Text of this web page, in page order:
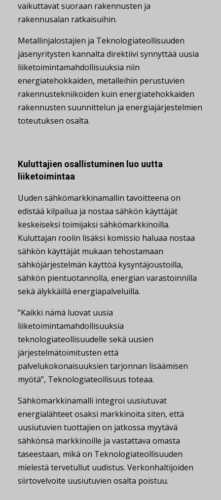
vaikuttavat suoraan rakennusten ja
rakennusalan ratkaisuihin.
Metallinjalostajien ja Teknologiateollisuuden
jäsenyritysten kannalta direktiivi synnyttää uusia
liiketoimintamahdollisuuksia niin
energiatehokkaiden, metalleihin perustuvien
rakennustekniikoiden kuin energiatehokkaiden
rakennusten suunnittelun ja energiajärjestelmien
toteutuksen osalta.
Kuluttajien osallistuminen luo uutta
liiketoimintaa
Uuden sähkömarkkinamallin tavoitteena on
edistää kilpailua ja nostaa sähkön käyttäjät
keskeiseksi toimijaksi sähkömarkkinoilla.
Kuluttajan roolin lisäksi komissio haluaa nostaa
sähkön käyttäjät mukaan tehostamaan
sähköjärjestelmän käyttöä kysyntäjoustoilla,
sähkön pientuotannolla, energian varastoinnilla
sekä älykkäillä energiapalveluilla.
”Kaikki nämä luovat uusia
liiketoimintamahdollisuuksia
teknologiateollisuudelle sekä uusien
järjestelmätoimitusten että
palvelukokonaisuuksien tarjonnan lisäämisen
myötä”, Teknologiateollisuus toteaa.
Sähkömarkkinamalli integroi uusiutuvat
energialähteet osaksi markkinoita siten, että
uusiutuvien tuottajien on jatkossa myytävä
sähkönsä markkinoille ja vastattava omasta
taseestaan, mikä on Teknologiateollisuuden
mielestä tervetullut uudistus. Verkonhaltijoiden
siirtovelvoite uusiutuvien osalta poistuu.